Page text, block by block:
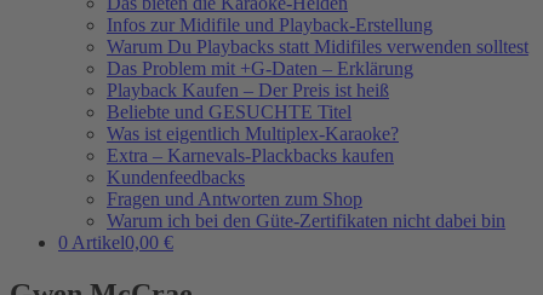
Infos zur Midifile und Playback-Erstellung
Warum Du Playbacks statt Midifiles verwenden solltest
Das Problem mit +G-Daten – Erklärung
Playback Kaufen – Der Preis ist heiß
Beliebte und GESUCHTE Titel
Was ist eigentlich Multiplex-Karaoke?
Extra – Karnevals-Plackbacks kaufen
Kundenfeedbacks
Fragen und Antworten zum Shop
Warum ich bei den Güte-Zertifikaten nicht dabei bin
0 Artikel0,00 €